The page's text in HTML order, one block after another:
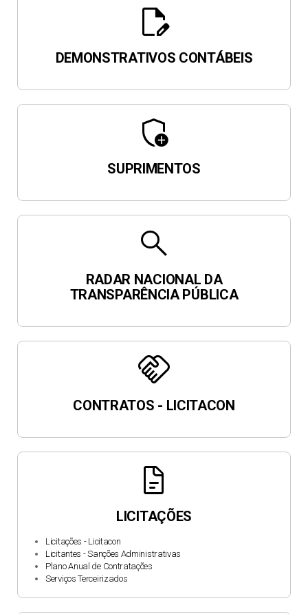
edit_document
DEMONSTRATIVOS CONTÁBEIS
add_moderator
SUPRIMENTOS
search
RADAR NACIONAL DA
TRANSPARÊNCIA PÚBLICA
handshake
CONTRATOS - LICITACON
docs
LICITAÇÕES
Licitações - Licitacon
Licitantes - Sanções Administrativas
Plano Anual de Contratações
Serviços Terceirizados